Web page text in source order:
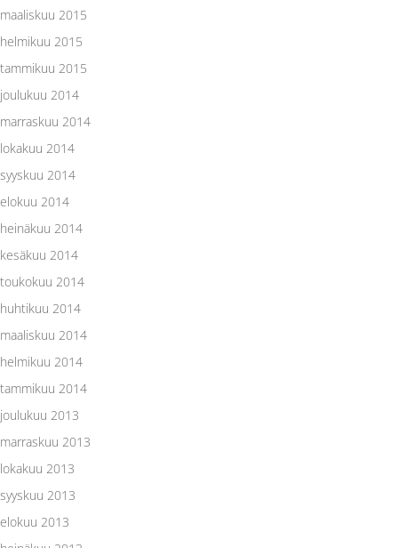
maaliskuu 2015
helmikuu 2015
tammikuu 2015
joulukuu 2014
marraskuu 2014
lokakuu 2014
syyskuu 2014
elokuu 2014
heinäkuu 2014
kesäkuu 2014
toukokuu 2014
huhtikuu 2014
maaliskuu 2014
helmikuu 2014
tammikuu 2014
joulukuu 2013
marraskuu 2013
lokakuu 2013
syyskuu 2013
elokuu 2013